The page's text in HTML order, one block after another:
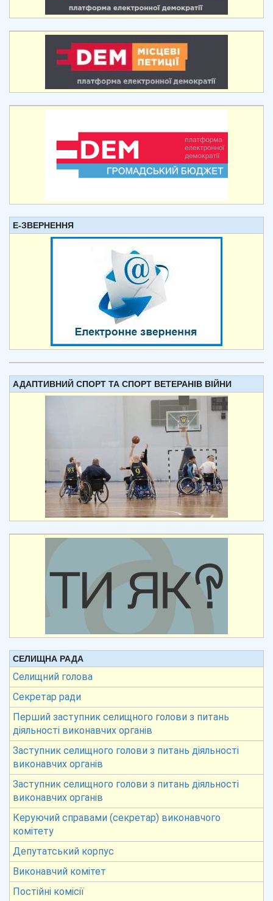
Е-ЗВЕРНЕННЯ
АДАПТИВНИЙ СПОРТ ТА СПОРТ ВЕТЕРАНІВ ВІЙНИ
СЕЛИЩНА РАДА
Селищний голова
Секретар ради
Перший заступник селищного голови з питань
діяльності виконавчих органів
Заступник селищного голови з питань діяльності
виконавчих органів
Заступник селищного голови з питань діяльності
виконавчих органів
Керуючий справами (секретар) виконавчого
комітету
Депутатський корпус
Виконавчий комітет
Постійні комісії